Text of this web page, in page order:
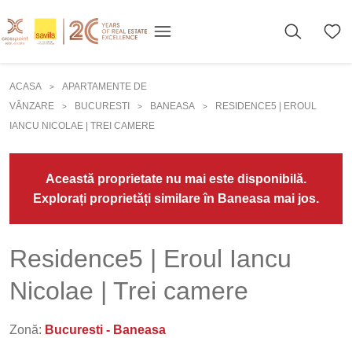
ACASA >
APARTAMENTE DE
VÂNZARE
> BUCURESTI > BANEASA >
RESIDENCE5 | EROUL
IANCU NICOLAE | TREI CAMERE
Această proprietate nu mai este disponibilă.
Explorați proprietăți similare în Baneasa mai jos.
Residence5 | Eroul Iancu
Nicolae | Trei camere
Zonă: Bucuresti - Baneasa